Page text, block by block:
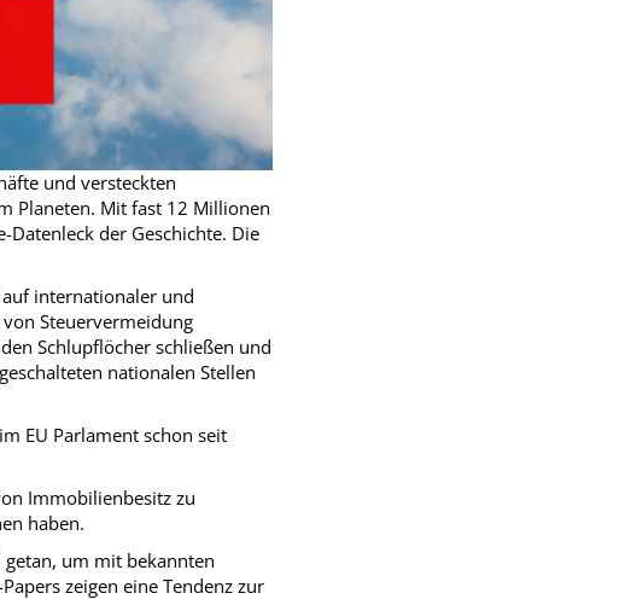
und versteckten
Planeten. Mit fast 12 Millionen
der Geschichte. Die
internationaler und
Steuervermeidung
Schlupflöcher schließen und
nationalen Stellen
EU Parlament schon seit
Immobilienbesitz zu
haben.
getan, um mit bekannten
zeigen eine Tendenz zur